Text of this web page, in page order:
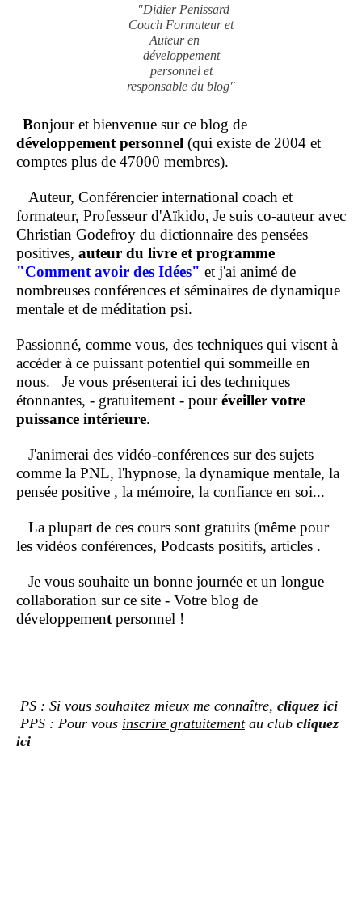
"Didier Penissard
Coach Formateur et
Auteur en
développement
personnel et
responsable du blog"
Bonjour et bienvenue sur ce blog de
développement personnel (qui existe de 2004 et
comptes plus de 47000 membres).
Auteur, Conférencier international coach et
formateur, Professeur d'Aïkido, Je suis co-auteur avec
Christian Godefroy du dictionnaire des pensées
positives, auteur du livre et programme
"Comment avoir des Idées" et j'ai animé de
nombreuses conférences et séminaires de dynamique
mentale et de méditation psi.
Passionné, comme vous, des techniques qui visent à
accéder à ce puissant potentiel qui sommeille en
nous. Je vous présenterai ici des techniques
étonnantes, - gratuitement - pouréveiller votre
puissance intérieure.
J'animerai des vidéo-conférences sur des sujets
comme la PNL, l'hypnose, la dynamique mentale, la
pensée positive , la mémoire, la confiance en soi...
La plupart de ces cours sont gratuits (même pour
les vidéos conférences, Podcasts positifs, articles .
Je vous souhaite un bonne journée et un longue
collaboration sur ce site - Votre blog de
développementpersonnel !
PS : Si vous souhaitez mieux me connaître, cliquez ici
PPS : Pour vous inscrire gratuitementau club cliquez
ici